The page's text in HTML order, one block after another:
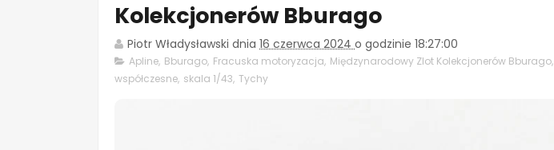
Kolekcjonerów Bburago
Piotr Władysławski dnia 16 czerwca 2024o godzinie 18:27:00
Apline, Bburago, Fracuska motoryzacja, Międzynarodowy Zlot Kolekcjonerów Bburago,
współczesne, skala 1/43, Tychy